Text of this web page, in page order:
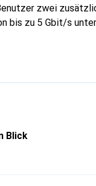
zwei
bis zu 5 Gbit/s
und somit vor
wird, was die
macht.
Blick